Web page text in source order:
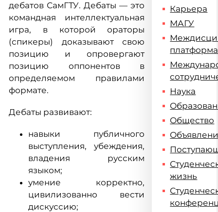
дебатов СамГТУ. Дебаты — это
командная интеллектуальная
игра, в которой ораторы
(спикеры) доказывают свою
позицию и опровергают
позицию оппонентов в
определяемом правилами
формате.
Дебаты развивают:
навыки публичного
выступления, убеждения,
владения русским
языком;
умение корректно,
цивилизованно вести
дискуссию;
Карьера
МАГУ
платформа
Наука
Общество
жизнь